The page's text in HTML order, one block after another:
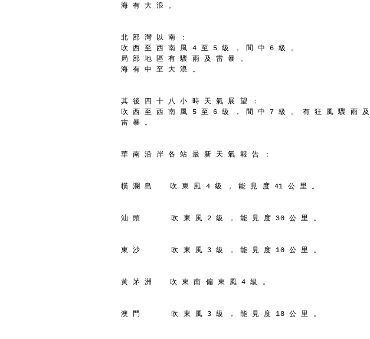
海 有 大 浪 。
北 部 灣 以 南 ：
吹 西 至 西 南 風 4 至 5 級 ， 間 中 6 級 。
局 部 地 區 有 驟 雨 及 雷 暴 。
海 有 中 至 大 浪 。
其 後 四 十 八 小 時 天 氣 展 望 ：
吹 西 至 西 南 風 5 至 6 級 ， 間 中 7 級 。 有 狂 風 驟 雨 及
雷 暴 。
華 南 沿 岸 各 站 最 新 天 氣 報 告 ：
橫 瀾 島    吹 東 風 4 級 ， 能 見 度 41 公 里 。
汕 頭       吹 東 風 2 級 ， 能 見 度 30 公 里 。
東 沙       吹 東 風 3 級 ， 能 見 度 10 公 里 。
黃 茅 洲    吹 東 南 偏 東 風 4 級 。
澳 門       吹 東 風 3 級 ， 能 見 度 18 公 里 。